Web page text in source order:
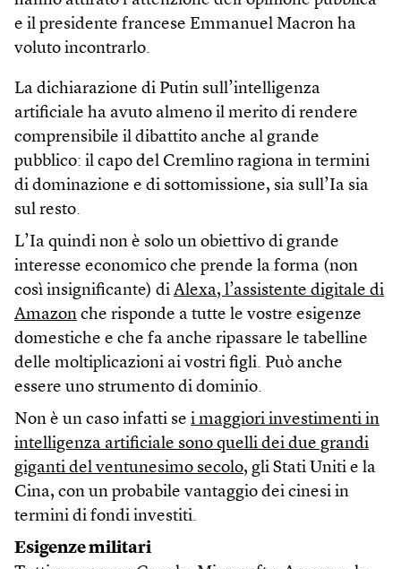
e il presidente francese Emmanuel Macron ha
voluto incontrarlo.
La dichiarazione di Putin sull’intelligenza
artificiale ha avuto almeno il merito di rendere
comprensibile il dibattito anche al grande
pubblico: il capo del Cremlino ragiona in termini
di dominazione e di sottomissione, sia sull’Ia sia
sul resto.
L’Ia quindi non è solo un obiettivo di grande
interesse economico che prende la forma (non
così insignificante) di Alexa, l’assistente digitale di
Amazon che risponde a tutte le vostre esigenze
domestiche e che fa anche ripassare le tabelline
delle moltiplicazioni ai vostri figli. Può anche
essere uno strumento di dominio.
Non è un caso infatti se i maggiori investimenti in
intelligenza artificiale sono quelli dei due grandi
giganti del ventunesimo secolo, gli Stati Uniti e la
Cina, con un probabile vantaggio dei cinesi in
termini di fondi investiti.
Esigenze militari